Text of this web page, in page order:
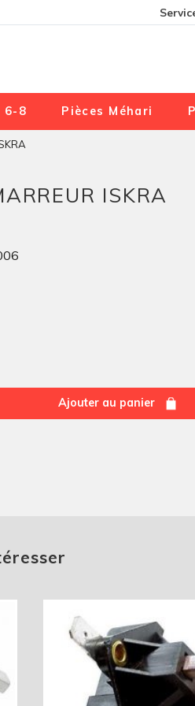
6-8 Pièces Méhari
ISKRA
Ajouter au panier